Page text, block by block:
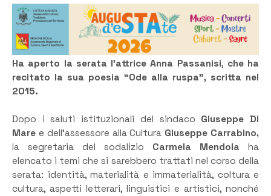
Ha aperto la serata l’attrice Anna Passanisi, che ha
recitato la sua poesia “Ode alla ruspa”, scritta nel
2015.
Dopo i saluti istituzionali del sindaco Giuseppe Di
Mare e dell’assessore alla Cultura Giuseppe Carrabino,
la segretaria del sodalizio Carmela Mendola ha
elencato i temi che si sarebbero trattati nel corso della
serata: identità, materialità e immaterialità, coltura e
cultura, aspetti letterari, linguistici e artistici, nonché